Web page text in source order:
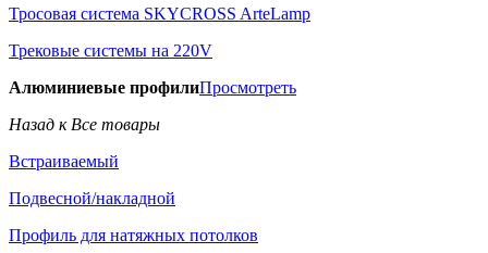
Тросовая система SKYCROSS ArteLamp
Трековые системы на 220V
Алюминиевые профилиПросмотреть
Назад к Все товары
Встраиваемый
Подвесной/накладной
Профиль для натяжных потолков